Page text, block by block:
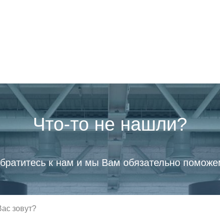
Что-то не нашли?
к нам и мы Вам обязательно